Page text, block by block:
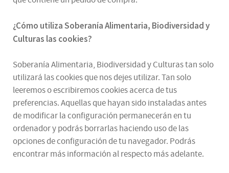
¿Cómo utilizaSoberanía Alimentaria, Biodiversidad y
Culturas las cookies?
Soberanía Alimentaria, Biodiversidad y Culturas tan solo
utilizará las cookies que nos dejes utilizar. Tan solo
leeremos o escribiremos cookies acerca de tus
preferencias. Aquellas que hayan sido instaladas antes
de modificar la configuración permanecerán en tu
ordenador y podrás borrarlas haciendo uso de las
opciones de configuración de tu navegador. Podrás
encontrar más información al respecto más adelante.